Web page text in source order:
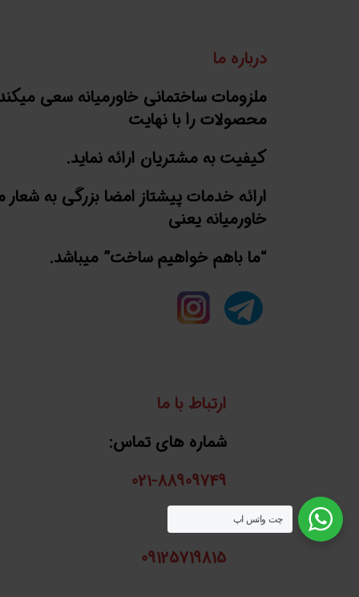
درباره ما
ملزومات ساختمانی خاورمیانه سعی
محصولات را با نهایت
کیفیت به مشتریان ارائه نماید.
ارائه خدمات پیشتاز امضا بزرگی به شعار
خاورمیانه یعنی
“ما باهم خواهیم ساخت” میباشد.
ارتباط با ما
شماره های تماس:
021-88909749
09125719815
چت واتس اپ